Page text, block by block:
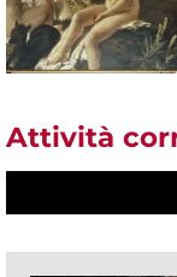
Attività